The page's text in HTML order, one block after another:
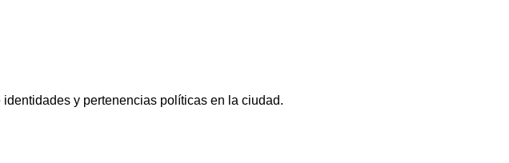
y pertenencias políticas en la ciudad.